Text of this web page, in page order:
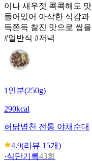
이나 새우젓 콕콕해도
들어있어 아삭한 식감
득쫀득 찰진 맛으로 씹
#일반식 #저녁
1인분(250g)
290kcal
허닭병천 전통 야채순대
4.9(리뷰 15개)
·식단기록43회